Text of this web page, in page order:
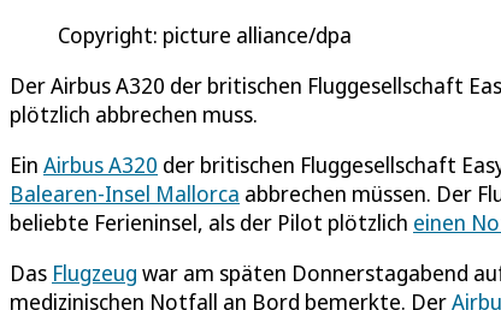
Copyright: picture alliance/dpa
Der Airbus A320 der britischen Fluggesellschaft
plötzlich abbrechen muss.
Ein Airbus A320 der britischen Fluggesellschaft
Balearen-Insel Mallorca abbrechen müssen. Der
beliebte Ferieninsel, als der Pilot plötzlich einen
Das Flugzeug war am späten Donnerstagabend
medizinischen Notfall an Bord bemerkte. Der